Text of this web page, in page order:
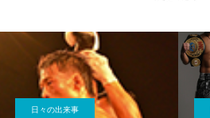
日々の出来事